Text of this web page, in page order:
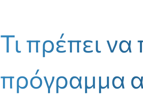
Τι πρέπει
πρόγραμμα